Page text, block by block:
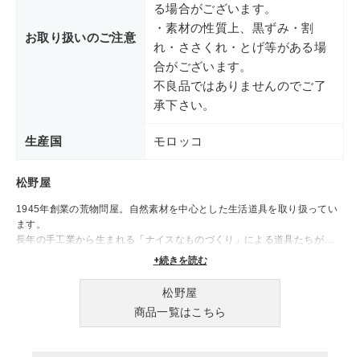
お取り扱いのご注意
る場合がございます。
・素材の性質上、黒ずみ・割
れ・ささくれ・とげ等がある場
合がございます。
不良品ではありませんのでご了
承下さい。
生産国 モロッコ
松野屋
1945年創業の荒物問屋。自然素材を中心とした生活道具を取り扱ってい
ます。
長年の手工業から生まれる「ナイスなものづくり」による道具たちが、
+続きを読む
松野屋
商品一覧はこちら